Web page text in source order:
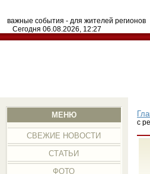
важные события - для жителей регионов
Сегодня 06.08.2026, 12:27
МЕНЮ
СВЕЖИЕ НОВОСТИ
СТАТЬИ
ФОТО
с